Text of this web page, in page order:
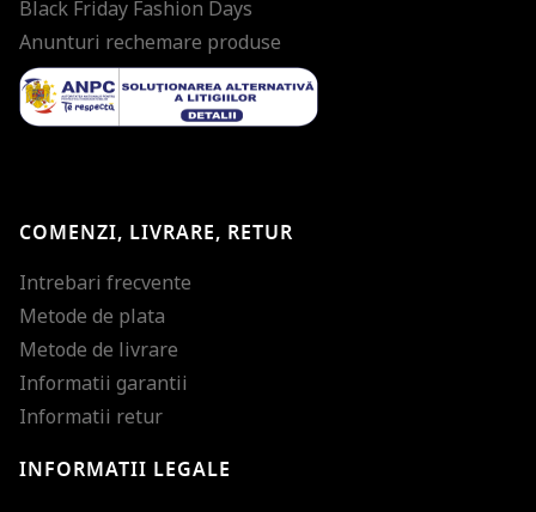
Black Friday Fashion Days
Anunturi rechemare produse
COMENZI, LIVRARE, RETUR
Intrebari frecvente
Metode de plata
Metode de livrare
Informatii garantii
Informatii retur
INFORMATII LEGALE